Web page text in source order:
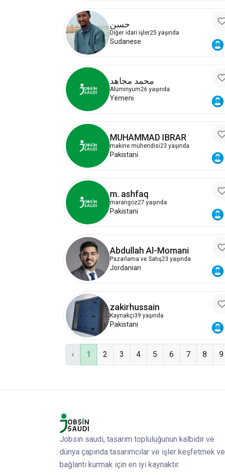
حسن
Diğer idari işler25 yaşında
Sudanese
محمد مجاهد
Alüminyum26 yaşında
Yemeni
MUHAMMAD IBRAR
makine mühendisi23 yaşında
Pakistani
m. ashfaq
marangoz27 yaşında
Pakistani
Abdullah Al-Momani
Pazarlama ve Satış23 yaşında
Jordanian
zakirhussain
Kaynakçı39 yaşında
Pakistani
‹ 1 2 3 4 5 6 7 8 9
Jobsin saudi, tasarım topluluğunun kalbidir ve
dünya çapında tasarımcılar ve işler keşfetmek ve
bağlantı kurmak için en iyi kaynaktır.